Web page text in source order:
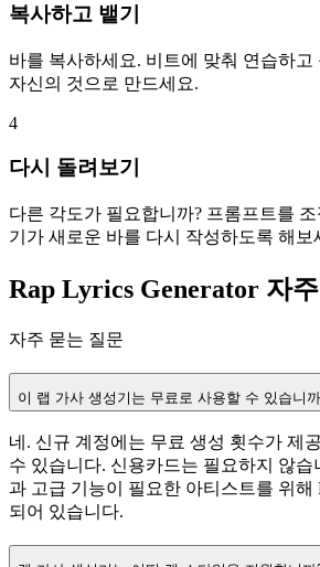
복사하고 뱉기
바를 복사하세요. 비트에 맞춰 연습하고
자신의 것으로 만드세요.
4
다시 돌려보기
다른 각도가 필요합니까? 프롬프트를
기가 새로운 바를 다시 작성하도록 해보
Rap Lyrics Generator 자
자주 묻는 질문
이 랩 가사 생성기는 무료로 사용할 수 있습니
네. 신규 계정에는 무료 생성 횟수가 제
수 있습니다. 신용카드는 필요하지 않습
과 고급 기능이 필요한 아티스트를 위해
되어 있습니다.